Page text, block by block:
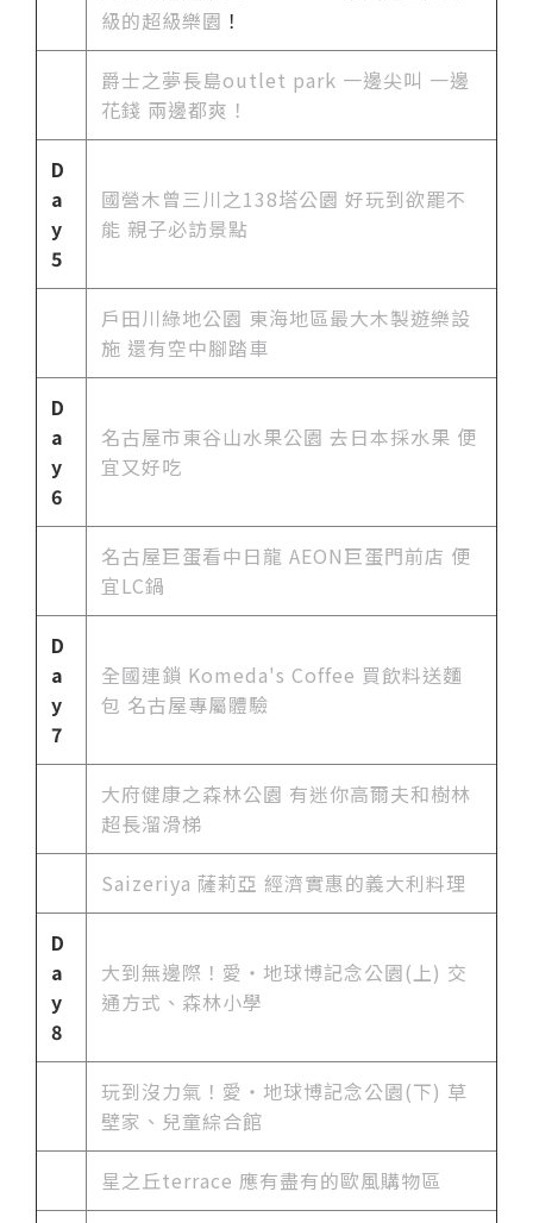
級的超級樂園 ！
爵士之夢長島outlet park 一邊尖叫 一邊
花錢 兩邊都爽！
D
a
y
5
國營木曾三川之138塔公園 好玩到欲罷不
能 親子必訪景點
戶田川綠地公園 東海地區最大木製遊樂設
施 還有空中腳踏車
D
a
y
6
名古屋市東谷山水果公園 去日本採水果 便
宜又好吃
名古屋巨蛋看中日龍 AEON巨蛋門前店 便
宜LC鍋
D
a
y
7
全國連鎖 Komeda's Coffee 買飲料送麵
包 名古屋專屬體驗
大府健康之森林公園 有迷你高爾夫和樹林
超長溜滑梯
Saizeriya 薩莉亞 經濟實惠的義大利料理
D
a
y
8
大到無邊際！愛・地球博記念公園(上) 交
通方式、森林小學
玩到沒力氣！愛・地球博記念公園(下) 草
壁家、兒童綜合館
星之丘terrace 應有盡有的歐風購物區